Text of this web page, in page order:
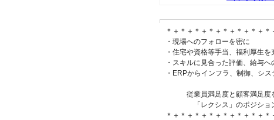
＊＋＊＋＊＋＊＋＊＋＊＋＊＋
・現場へのフォローを密に
・住宅や資格等手当、福利厚生を
・スキルに見合った評価、給与へ
・ERPからインフラ、制御、シ
従業員満足度と顧客満足度を
「レクシス」のポジション
＊＋＊＋＊＋＊＋＊＋＊＋＊＋